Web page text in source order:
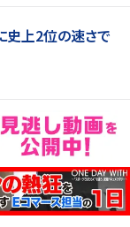
史上2位の速さで